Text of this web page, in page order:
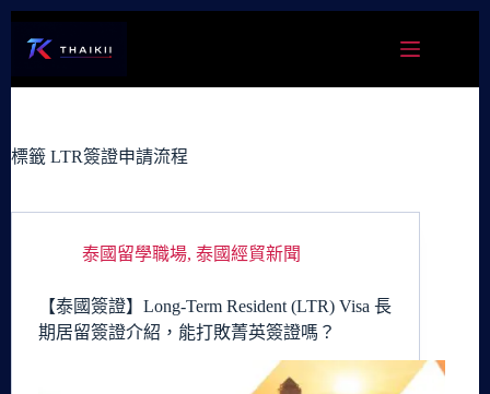
容
標籤 LTR簽證申請流程
泰國留學職場, 泰國經貿新聞
【泰國簽證】Long-Term Resident (LTR) Visa 長
期居留簽證介紹，能打敗菁英簽證嗎？